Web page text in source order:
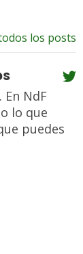
los posts
NdF
lo que
puedes